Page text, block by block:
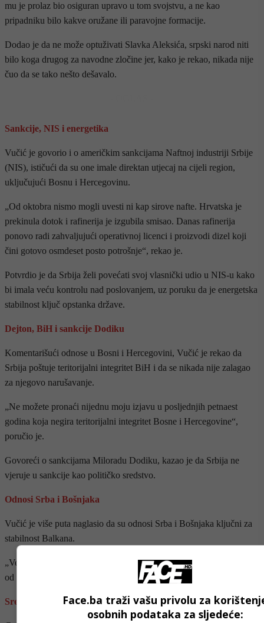
mu je prolaz bio osiguran upravo u tom svojstvu, a ne kao
pripadniku bilo kakve oružane ili paravojne formacije.
Dodao je da ne može optuživati Slavka Aleksića, srpski narod niti
bilo koga drugog za navodne zločine jer, kako je rekao, nikada nije
čuo da se tako nešto dešavalo.
Sankcije, NIS i energetika
Vučić je govorio i o američkim sankcijama Naftnoj industriji Srbije
(NIS), ističući da su one imale direktan utjecaj na cijeli region,
uključujući Bosnu i Hercegovinu.
„Od oktobra nismo mogli uvesti ni kap sirove nafte. Hrvatska je
prekinula dotok i rafinerija je izgubila smisao. Danas rafinerija
ponovo radi zahvaljujući operativnoj licenci i proizvodi dizel koji
čini gotovo osmdeset posto potrošnje“, rekao je.
Potvrdio je da Srbija želi povećati svoj vlasnički udio u NIS-u kako
bi imala veću kontrolu nad poslovanjem, uz poruku da je energetska
stabilnost ključ opstanka države.
Dejton, BiH i sankcije Dodiku
Komentarišući odnose u Bosni i Hercegovini, Vučić je rekao da
Srbija poštuje teritorijalni integritet BiH i da se nikada nije zalagao
za njegovo narušavanje.
„Ne možete pronaći nijednu moju izjavu u posljednjih petnaest
godina koja negira teritorijalni integritet Bosne i Hercegovine“,
poručio je.
Govoreći o sankcijama Miloradu Dodiku, kazao je da Srbija ne
vjeruje u sankcije kao političko sredstvo.
Odnosi Srba i Bošnjaka
Vučić je više puta naglasio da su odnosi Srba i Bošnjaka ključni za
stabilnost Balkana.
„Veoma mi je stalo do normalizacije odnosa. Nikada nisam bježao
od dijaloga i uvijek sam pružao ruku za razgovor“, rekao je.
Srebrenica i rezolucijaFace.ba traži vašu privolu za
osobnih podataka za sljedeće: